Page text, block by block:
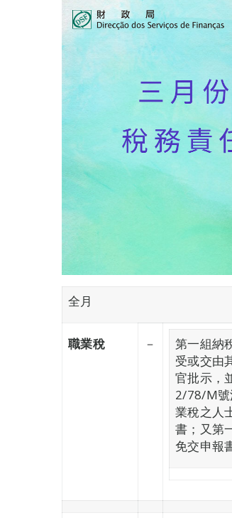
全月
職業稅 －
第一組納
受或交由
官批示，
2/78/M號
業稅之人
書；又第
免交申報